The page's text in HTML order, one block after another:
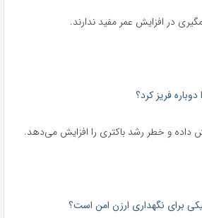
در افزایش عمر مفید ندارند.
داده و خطر رشد باکتری را افزایش می‌دهد.